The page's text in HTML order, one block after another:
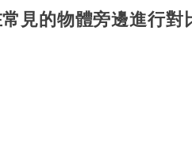
見的物體旁邊進行對